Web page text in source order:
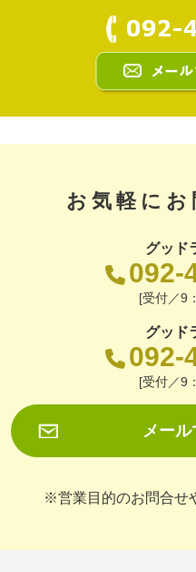
お気軽にお
グッド
092-
[受付／9
グッド
092-
[受付／9
メー
※営業目的のお問合せ